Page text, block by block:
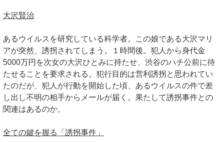
大沢賢治
あるウイルスを研究している科学者。この娘である大沢マリ
アが突然、誘拐されてしまう。１時間後。犯人から身代金
5000万円を次女の大沢ひとみに持たせ、渋谷のハチ公前に待
たせることを要求される。犯行目的は営利誘拐と思われてい
たのだが、犯人が行動を開始した頃、あるウイルスの件で差
し出し不明の相手からメールが届く。果たして誘拐事件との
関連はあるのか。
全ての鍵を握る「誘拐事件」